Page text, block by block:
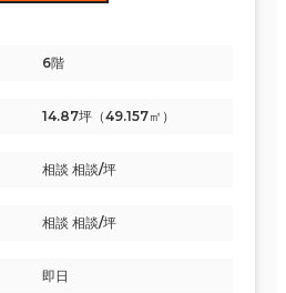
6階
14.87坪（49.157㎡）
相談 相談/坪
相談 相談/坪
即日